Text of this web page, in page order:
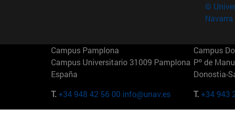
©
Navarra
Campus Pamplona
Campus Universitario 31009 Pamplona
España
T.+34 948 42 56 00 info@unav.es
Campus
Pº de
Donostia-
T.+34 943